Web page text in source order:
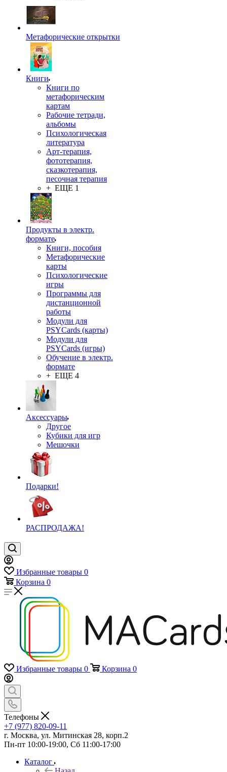
Метафорические открытки
Книги
Книги по
метафорическим
картам
Рабочие тетради,
альбомы
Психологическая
литература
Арт-терапия,
фототерапия,
сказкотерапия,
песочная терапия
+ ЕЩЕ 1
Продукты в электр.
формате
Книги, пособия
Метафорические
карты
Психологические
игры
Программы для
дистанционной
работы
Модули для
PSYCards (карты)
Модули для
PSYCards (игры)
Обучение в электр.
формате
+ ЕЩЕ 4
Аксессуары
Другое
Кубики для игр
Мешочки
Подарки!
РАСПРОДАЖА!
Избранные товары 0
Корзина 0
Избранные товары 0 Корзина 0
Телефоны
+7 (977) 820-09-11
г. Москва, ул. Митинская 28, корп.2
Пн-пт 10:00-19:00, Сб 11:00-17:00
Каталог